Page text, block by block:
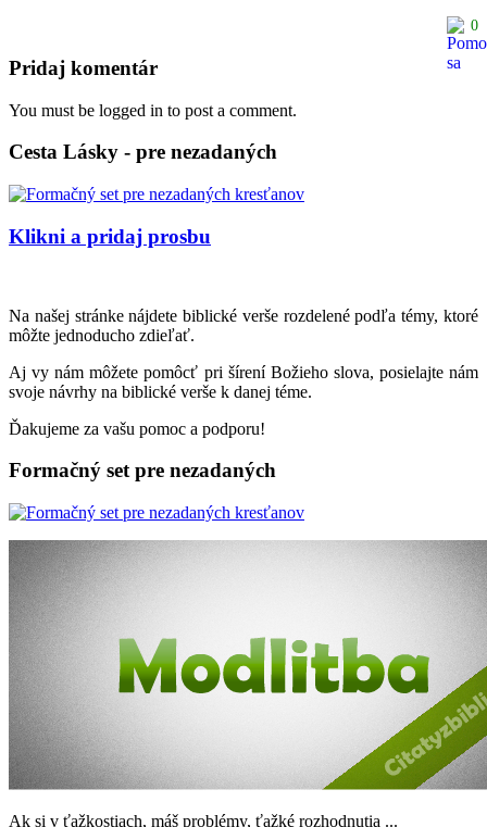
0
Pridaj komentár
You must be logged in to post a comment.
Cesta Lásky - pre nezadaných
Klikni a pridaj prosbu
Na našej stránke nájdete biblické verše rozdelené podľa témy, ktoré
môžte jednoducho zdieľať.
Aj vy nám môžete pomôcť pri šírení Božieho slova, posielajte nám
svoje návrhy na biblické verše k danej téme.
Ďakujeme za vašu pomoc a podporu!
Formačný set pre nezadaných
Ak si v ťažkostiach, máš problémy, ťažké rozhodnutia ...